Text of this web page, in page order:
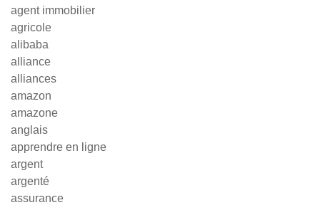
agent immobilier
agricole
alibaba
alliance
alliances
amazon
amazone
anglais
apprendre en ligne
argent
argenté
assurance